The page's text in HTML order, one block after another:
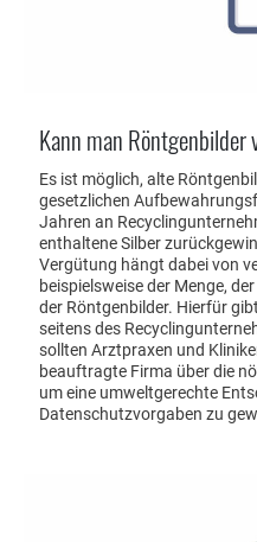
Kann man Röntgenbilder
Es ist möglich, alte
gesetzlichen
Jahren an
enthaltene Silber
Vergütung hängt dabei von
beispielsweise der Menge,
der Röntgenbilder. Hierfür
seitens des
sollten Arztpraxen und
beauftragte Firma über die
um eine umweltgerechte
Datenschutzvorgaben zu